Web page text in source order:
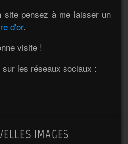
site pensez à me laisser un
d'or.
visite !
les réseaux sociaux :
IMAGES